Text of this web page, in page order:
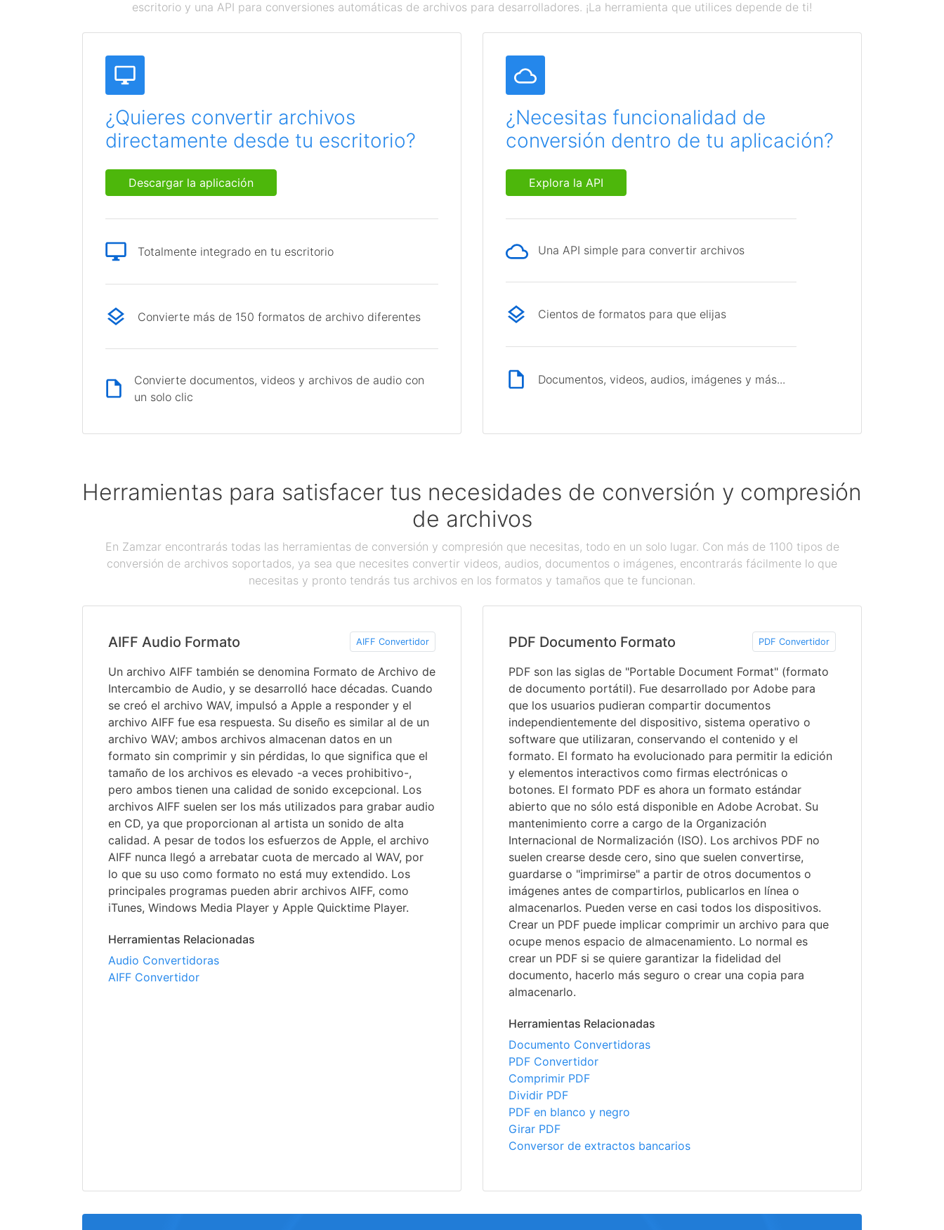
escritorio y una API para conversiones automáticas de archivos para desarrolladores. ¡La herramienta que utilices depende de ti!
¿Quieres convertir archivos
directamente desde tu escritorio?
Descargar la aplicación
Totalmente integrado en tu escritorio
Convierte más de 150 formatos de archivo diferentes
Convierte documentos, videos y archivos de audio con
un solo clic
¿Necesitas funcionalidad de
conversión dentro de tu aplicación?
Explora la API
Una API simple para convertir archivos
Cientos de formatos para que elijas
Documentos, videos, audios, imágenes y más...
Herramientas para satisfacer tus necesidades de conversión y compresión
de archivos
En Zamzar encontrarás todas las herramientas de conversión y compresión que necesitas, todo en un solo lugar. Con más de 1100 tipos de
conversión de archivos soportados, ya sea que necesites convertir videos, audios, documentos o imágenes, encontrarás fácilmente lo que
necesitas y pronto tendrás tus archivos en los formatos y tamaños que te funcionan.
AIFF Audio Formato AIFF Convertidor
Un archivo AIFF también se denomina Formato de Archivo de
Intercambio de Audio, y se desarrolló hace décadas. Cuando
se creó el archivo WAV, impulsó a Apple a responder y el
archivo AIFF fue esa respuesta. Su diseño es similar al de un
archivo WAV; ambos archivos almacenan datos en un
formato sin comprimir y sin pérdidas, lo que significa que el
tamaño de los archivos es elevado -a veces prohibitivo-,
pero ambos tienen una calidad de sonido excepcional. Los
archivos AIFF suelen ser los más utilizados para grabar audio
en CD, ya que proporcionan al artista un sonido de alta
calidad. A pesar de todos los esfuerzos de Apple, el archivo
AIFF nunca llegó a arrebatar cuota de mercado al WAV, por
lo que su uso como formato no está muy extendido. Los
principales programas pueden abrir archivos AIFF, como
iTunes, Windows Media Player y Apple Quicktime Player.
Herramientas Relacionadas
Audio Convertidoras
AIFF Convertidor
PDF Documento Formato PDF Convertidor
PDF son las siglas de "Portable Document Format" (formato
de documento portátil). Fue desarrollado por Adobe para
que los usuarios pudieran compartir documentos
independientemente del dispositivo, sistema operativo o
software que utilizaran, conservando el contenido y el
formato. El formato ha evolucionado para permitir la edición
y elementos interactivos como firmas electrónicas o
botones. El formato PDF es ahora un formato estándar
abierto que no sólo está disponible en Adobe Acrobat. Su
mantenimiento corre a cargo de la Organización
Internacional de Normalización (ISO). Los archivos PDF no
suelen crearse desde cero, sino que suelen convertirse,
guardarse o "imprimirse" a partir de otros documentos o
imágenes antes de compartirlos, publicarlos en línea o
almacenarlos. Pueden verse en casi todos los dispositivos.
Crear un PDF puede implicar comprimir un archivo para que
ocupe menos espacio de almacenamiento. Lo normal es
crear un PDF si se quiere garantizar la fidelidad del
documento, hacerlo más seguro o crear una copia para
almacenarlo.
Herramientas Relacionadas
Documento Convertidoras
PDF Convertidor
Comprimir PDF
Dividir PDF
PDF en blanco y negro
Girar PDF
Conversor de extractos bancarios